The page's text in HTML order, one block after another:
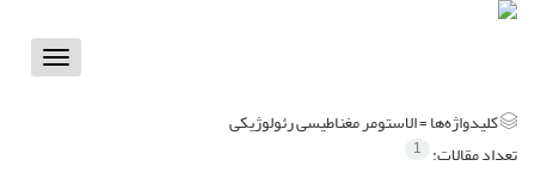
Toggle
کلیدواژه‌ها =الاستومر مغناطیسی رئولوژیکی
تعداد مقالات: 1